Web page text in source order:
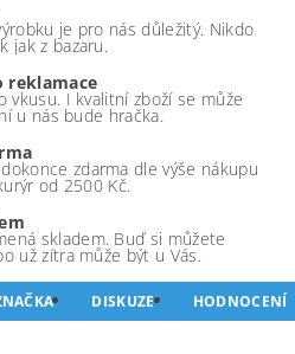
je pro nás důležitý. Nikdo
jak z bazaru.
reklamace
I kvalitní zboží se může
u nás bude hračka.
zdarma dle výše nákupu
od 2500 Kč.
skladem. Buď si můžete
už zítra může být u Vás.
DISKUZE HODNOCENÍ